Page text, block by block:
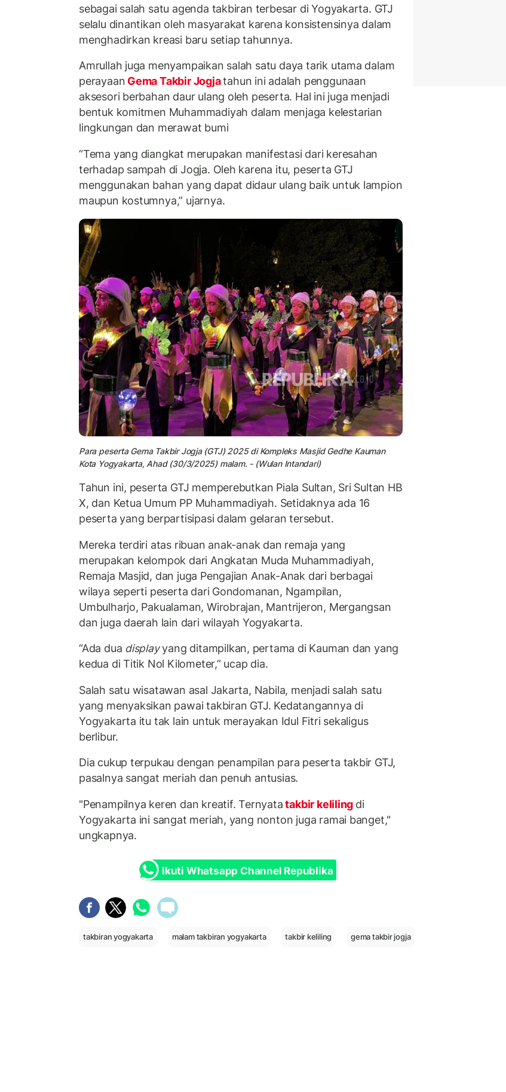
sebagai salah satu agenda takbiran terbesar di Yogyakarta. GTJ
selalu dinantikan oleh masyarakat karena konsistensinya dalam
menghadirkan kreasi baru setiap tahunnya.
Amrullah juga menyampaikan salah satu daya tarik utama dalam
perayaan Gema Takbir Jogjatahun ini adalah penggunaan
aksesori berbahan daur ulang oleh peserta. Hal ini juga menjadi
bentuk komitmen Muhammadiyah dalam menjaga kelestarian
lingkungan dan merawat bumi
“Tema yang diangkat merupakan manifestasi dari keresahan
terhadap sampah di Jogja. Oleh karena itu, peserta GTJ
menggunakan bahan yang dapat didaur ulang baik untuk lampion
maupun kostumnya,” ujarnya.
Para peserta Gema Takbir Jogja (GTJ) 2025 di Kompleks Masjid Gedhe Kauman
Kota Yogyakarta, Ahad (30/3/2025) malam. - (Wulan Intandari)
Tahun ini, peserta GTJ memperebutkan Piala Sultan, Sri Sultan HB
X, dan Ketua Umum PP Muhammadiyah. Setidaknya ada 16
peserta yang berpartisipasi dalam gelaran tersebut.
Mereka terdiri atas ribuan anak-anak dan remaja yang
merupakan kelompok dari Angkatan Muda Muhammadiyah,
Remaja Masjid, dan juga Pengajian Anak-Anak dari berbagai
wilaya seperti peserta dari Gondomanan, Ngampilan,
Umbulharjo, Pakualaman, Wirobrajan, Mantrijeron, Mergangsan
dan juga daerah lain dari wilayah Yogyakarta.
“Ada dua displayyang ditampilkan, pertama di Kauman dan yang
kedua di Titik Nol Kilometer,” ucap dia.
Salah satu wisatawan asal Jakarta, Nabila, menjadi salah satu
yang menyaksikan pawai takbiran GTJ. Kedatangannya di
Yogyakarta itu tak lain untuk merayakan Idul Fitri sekaligus
berlibur.
Dia cukup terpukau dengan penampilan para peserta takbir GTJ,
pasalnya sangat meriah dan penuh antusias.
"Penampilnya keren dan kreatif. Ternyatatakbir keliling di
Yogyakarta ini sangat meriah, yang nonton juga ramai banget,"
ungkapnya.
Ikuti Whatsapp Channel Republika
takbiran yogyakarta malam takbiran yogyakarta takbir keliling gema takbir jogja